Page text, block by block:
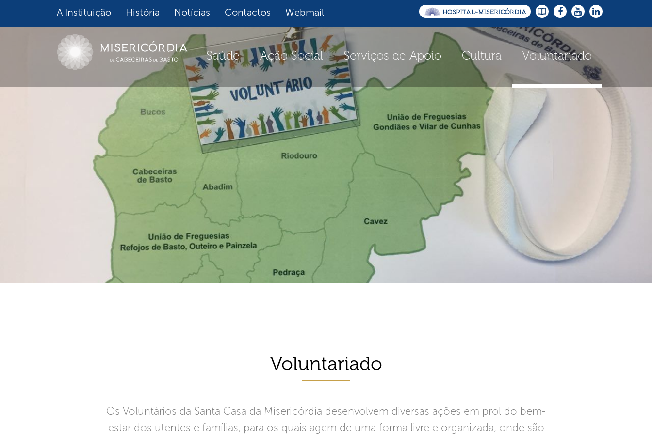
A Instituição História Notícias Contactos Webmail
Saúde Ação Social Serviços de Apoio Cultura Voluntariado
Voluntariado
Os Voluntários da Santa Casa da Misericórdia desenvolvem diversas ações em prol do bem-
estar dos utentes e famílias, para os quais agem de uma forma livre e organizada, onde são